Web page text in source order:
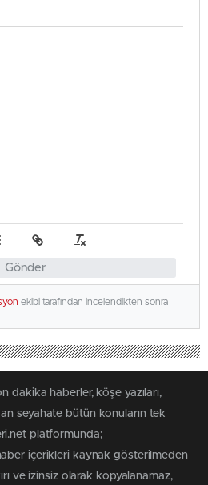
Gönder
ekibi tarafından incelendikten sonra
dakika haberler, köşe yazıları,
seyahate bütün konuların tek
platformunda;
içerikleri kaynak gösterilmeden
ve izinsiz olarak kopyalanamaz,